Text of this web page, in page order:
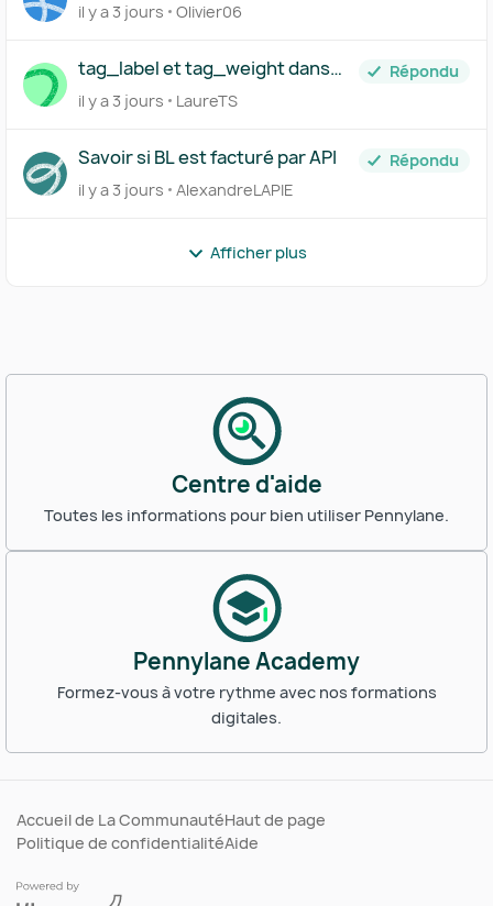
il y a 3 jours Olivier06
tag_label et tag_weight dans
l'API
Répondu
il y a 3 jours
LaureTS
Savoir si BL est facturé par API
Répondu
il y a 3 jours
AlexandreLAPIE
Afficher plus
Centre d'aide
Toutes les informations pour bien utiliser Pennylane.
Pennylane Academy
Formez-vous à votre rythme avec nos formations
digitales.
Accueil de La CommunautéHaut de page
Politique de confidentialitéAide